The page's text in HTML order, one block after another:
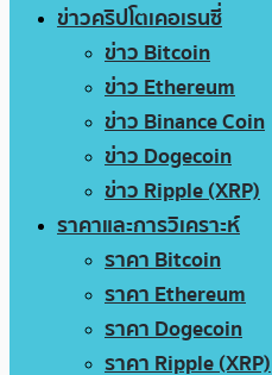
ข่าวคริปโตเคอเรนซี่
ข่าว Bitcoin
ข่าว Ethereum
ข่าว Binance Coin
ข่าว Dogecoin
ข่าว Ripple (XRP)
ราคาและการวิเคราะห์
ราคา Bitcoin
ราคา Ethereum
ราคา Dogecoin
ราคา Ripple (XRP)